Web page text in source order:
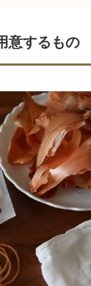
意するもの